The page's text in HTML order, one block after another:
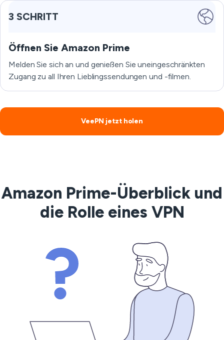
3 SCHRITT
Öffnen Sie Amazon Prime
Melden Sie sich an und genießen Sie uneingeschränkten
Zugang zu all Ihren Lieblingssendungen und -filmen.
VeePN jetzt holen
Amazon Prime-Überblick und
die Rolle eines VPN